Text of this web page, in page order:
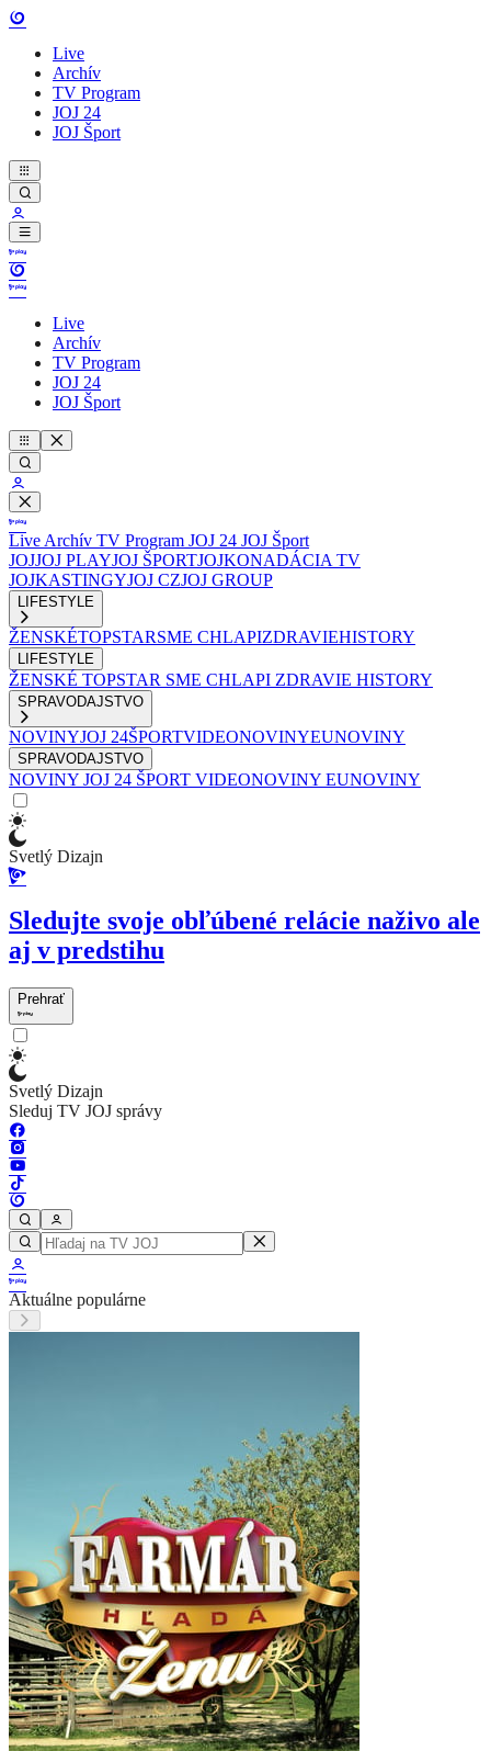
Live
Archív
TV Program
JOJ 24
JOJ Šport
Live
Archív
TV Program
JOJ 24
JOJ Šport
Live Archív TV Program JOJ 24 JOJ Šport
JOJJOJ PLAYJOJ ŠPORTJOJKONADÁCIA TV
JOJKASTINGYJOJ CZJOJ GROUP
LIFESTYLE
ŽENSKÉTOPSTARSME CHLAPIZDRAVIEHISTORY
LIFESTYLE
ŽENSKÉ TOPSTAR SME CHLAPI ZDRAVIE HISTORY
SPRAVODAJSTVO
NOVINYJOJ 24ŠPORTVIDEONOVINYEUNOVINY
SPRAVODAJSTVO
NOVINY JOJ 24 ŠPORT VIDEONOVINY EUNOVINY
Svetlý Dizajn
Sledujte svoje obľúbené relácie naživo ale
aj v predstihu
Prehrať
Svetlý Dizajn
Sleduj TV JOJ správy
Aktuálne populárne